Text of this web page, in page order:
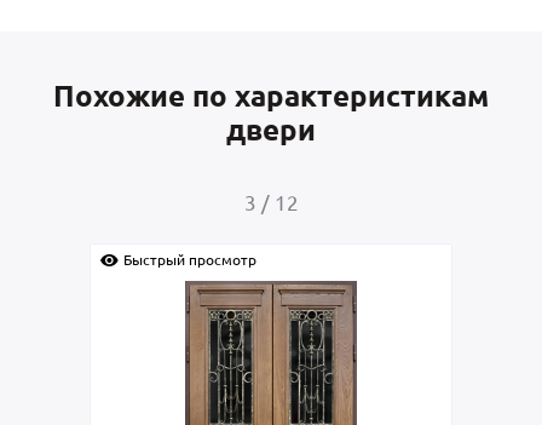
Похожие по характеристикам
двери
4 / 12
Быстрый просмотр